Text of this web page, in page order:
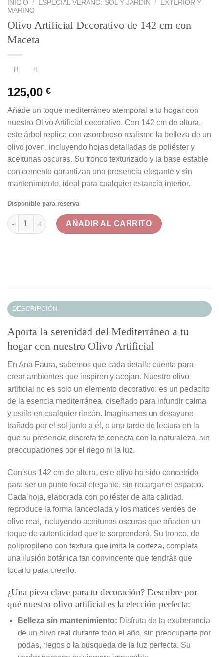
INICIO / ESPECIAL VERANO: SOL Y JARDÍN /
EXTERIOR Y
MARINO
Olivo Artificial Decorativo de 142 cm con
Maceta
125,00 €
Añade un toque mediterráneo atemporal a tu hogar con
nuestro Olivo Artificial decorativo. Con 142 cm de altura,
este árbol replica con asombroso realismo la belleza de un
olivo joven, incluyendo hojas detalladas de poliéster y
aceitunas oscuras. Su tronco texturizado y la base estable
con cemento garantizan una presencia elegante y sin
mantenimiento, ideal para cualquier estancia interior.
Disponible para reserva
Olivo Artificial Decorativo de 142 cm con Maceta cantidad
AÑADIR AL CARRITO
DESCRIPCIÓN
Aporta la serenidad del Mediterráneo a tu
hogar con nuestro Olivo Artificial
En Ana Faura, sabemos que cada detalle cuenta para
crear ambientes que inspiren y acojan. Nuestro olivo
artificial no es solo un elemento decorativo: es un pedacito
de la esencia mediterránea, diseñado para infundir calma
y estilo en cualquier rincón. Imaginamos un desayuno
bañado por el sol junto a él, o una tarde de lectura en la
que su presencia discreta te conecta con la naturaleza, sin
preocupaciones por el riego ni la luz.
Con sus 142 cm de altura, este olivo ha sido concebido
para ser un punto focal elegante, sin recargar el espacio.
Cada hoja, elaborada con poliéster de alta calidad,
reproduce la forma lanceolada y los matices verdes del
olivo real, incluyendo aceitunas oscuras que añaden un
toque de autenticidad que te sorprenderá. Su tronco, de
polipropileno con textura que imita la corteza, completa
una ilusión botánica tan convincente que tendrás que
tocarlo para creerlo.
¿Una pieza clave para tu decoración? Descubre por
qué nuestro olivo artificial es la elección perfecta:
Belleza sin mantenimiento: Disfruta de la exuberancia
de un olivo real durante todo el año, sin preocuparte por
podas, riegos o la búsqueda de la luz perfecta. Su